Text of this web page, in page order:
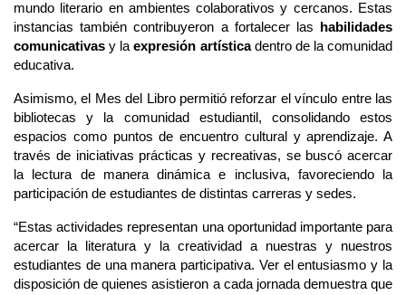
mundo literario en ambientes colaborativos y cercanos. Estas
instancias también contribuyeron a fortalecer las
habilidades
comunicativas y la expresión artística dentro de la comunidad
educativa.
Asimismo, el Mes del Libro permitió reforzar el vínculo entre las
bibliotecas y la comunidad estudiantil, consolidando estos
espacios como puntos de encuentro cultural y aprendizaje. A
través de iniciativas prácticas y recreativas, se buscó acercar
la lectura de manera dinámica e inclusiva, favoreciendo la
participación de estudiantes de distintas carreras y sedes.
“Estas actividades representan una oportunidad importante para
acercar la literatura y la creatividad a nuestras y nuestros
estudiantes de una manera participativa. Ver el entusiasmo y la
disposición de quienes asistieron a cada jornada demuestra que